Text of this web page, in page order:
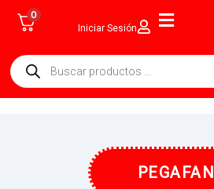
0
Iniciar Sesión
PEGAFAN